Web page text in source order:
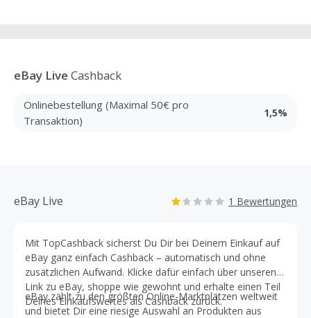
eBay Live Cashback
Onlinebestellung (Maximal 50€ pro
Transaktion)
1,5%
eBay Live 1 Bewertungen
Mit TopCashback sicherst Du Dir bei Deinem Einkauf auf
eBay ganz einfach Cashback – automatisch und ohne
zusätzlichen Aufwand. Klicke dafür einfach über unseren
Link zu eBay, shoppe wie gewohnt und erhalte einen Teil
Deines Einkaufswertes als Cashback zurück.
eBay zählt zu den größten Online-Marktplätzen weltweit
und bietet Dir eine riesige Auswahl an Produkten aus